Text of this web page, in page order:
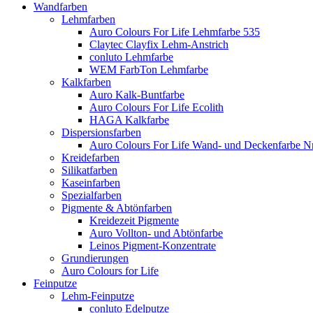
Wandfarben
Lehmfarben
Auro Colours For Life Lehmfarbe 535
Claytec Clayfix Lehm-Anstrich
conluto Lehmfarbe
WEM FarbTon Lehmfarbe
Kalkfarben
Auro Kalk-Buntfarbe
Auro Colours For Life Ecolith
HAGA Kalkfarbe
Dispersionsfarben
Auro Colours For Life Wand- und Deckenfarbe
Kreidefarben
Silikatfarben
Kaseinfarben
Spezialfarben
Pigmente & Abtönfarben
Kreidezeit Pigmente
Auro Vollton- und Abtönfarbe
Leinos Pigment-Konzentrate
Grundierungen
Auro Colours for Life
Feinputze
Lehm-Feinputze
conluto Edelputze